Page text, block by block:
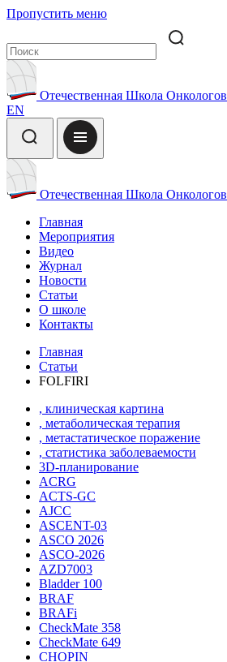
Пропустить меню
Отечественная Школа Онкологов
EN
Отечественная Школа Онкологов
Главная
Мероприятия
Видео
Журнал
Новости
Статьи
О школе
Контакты
Главная
Статьи
FOLFIRI
, клиническая картина
, метаболическая терапия
, метастатическое поражение
, статистика заболеваемости
3D-планирование
ACRG
ACTS-GC
AJCC
ASCENT-03
ASCO 2026
ASCO-2026
AZD7003
Bladder 100
BRAF
BRAFi
CheckMate 358
CheckMate 649
CHOPIN